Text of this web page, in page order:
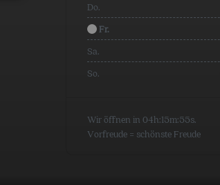
Do.
Fr.
Sa.
So.
Wir öffnen in 04h:15m:54s.
Vorfreude = schönste Freude